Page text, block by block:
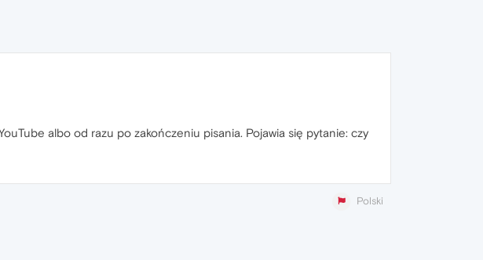
albo od razu po zakończeniu pisania. Pojawia się pytanie: czy
Polski